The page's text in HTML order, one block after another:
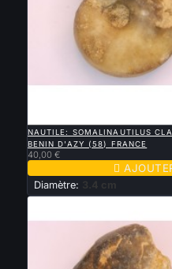
NAUTILE: SOMALINAUTILUS
BENIN D'AZY (58) FRANCE
40,00 €

Diamètre: 3.4 cm